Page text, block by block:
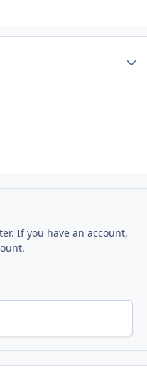
If you have an account,